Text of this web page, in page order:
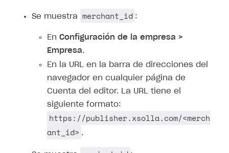
Se muestra merchant_id :
En Configuración de la empresa >
Empresa.
En la URL en la barra de direcciones del
navegador en cualquier página de
Cuenta del editor. La URL tiene el
siguiente formato:
https://publisher.xsolla.com/<merch
ant_id> .